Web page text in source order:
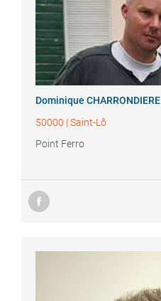
Dominique CHARRONDIERE
50000 | Saint-Lô
Point Ferro